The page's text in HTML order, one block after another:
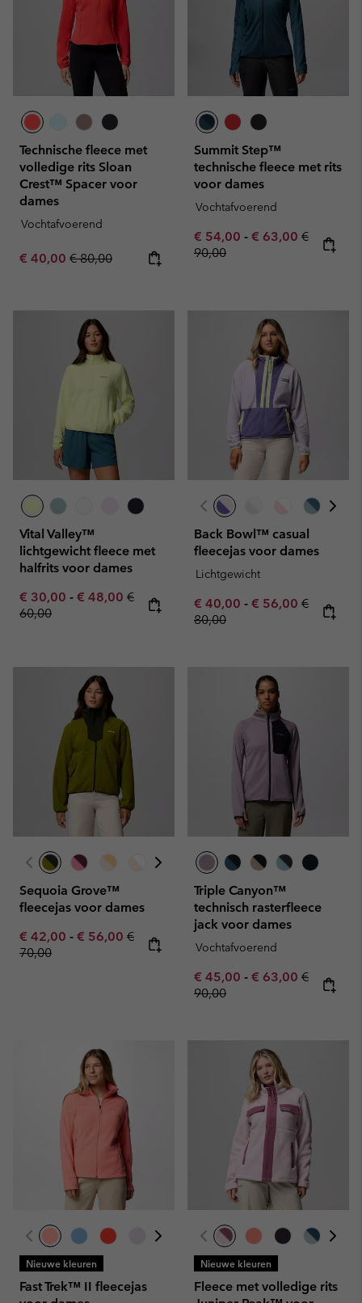
Technische fleece met
volledige rits Sloan
Crest™ Spacer voor
dames
Vochtafvoerend
Sale price:
€ 40,00 Regular price:
€ 80,00
Summit Step™
technische fleece met rits
voor dames
Vochtafvoerend
Minimum sale price:
€ 54,00 - Maximum sale
€ 63,00 Regular
€
90,00
Vital Valley™
lichtgewicht fleece met
halfrits voor dames
Minimum sale price:
€ 30,00 - Maximum sale price:
€ 48,00 Regular price:
€
60,00
Back Bowl™ casual
fleecejas voor dames
Lichtgewicht
Minimum sale price:
€ 40,00 - Maximum sale
€ 56,00 Regular
€
80,00
Sequoia Grove™
fleecejas voor dames
Minimum sale price:
€ 42,00 - Maximum sale price:
€ 56,00 Regular price:
€
70,00
Triple Canyon™
technisch rasterfleece
jack voor dames
Vochtafvoerend
Minimum sale price:
€ 45,00 - Maximum sale
€ 63,00 Regular
€
90,00
Nieuwe kleuren
Fast Trek™ II fleecejas
Nieuwe kleuren
Fleece met volledige rits